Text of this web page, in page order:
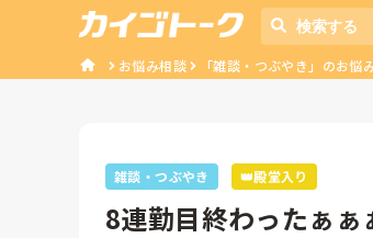
お悩み相談 「雑談・つぶやき」のお悩
雑談・つぶやき 👑殿堂入り
8連勤目終わったぁぁ